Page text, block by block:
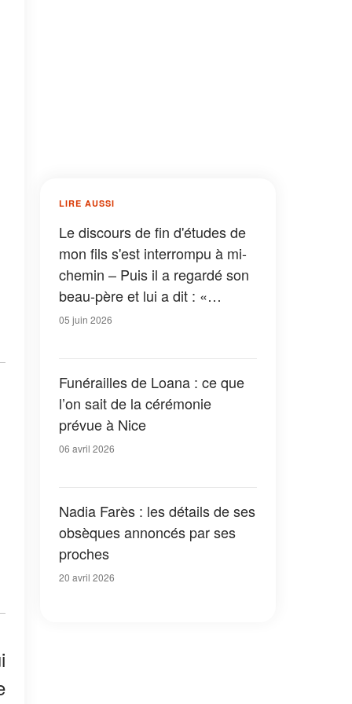
LIRE AUSSI
Le discours de fin d'études de
mon fils s'est interrompu à mi-
chemin – Puis il a regardé son
beau-père et lui a dit : «
Maintenant, tout le monde va
05 juin 2026
Funérailles de Loana : ce que
l’on sait de la cérémonie
prévue à Nice
06 avril 2026
Nadia Farès : les détails de ses
obsèques annoncés par ses
proches
20 avril 2026